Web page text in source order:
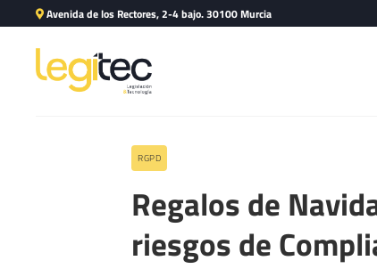
Avenida de los Rectores, 2-4 bajo. 30100 Murcia
RGPD
Regalos de
riesgos de